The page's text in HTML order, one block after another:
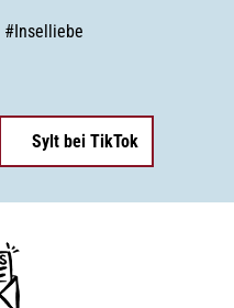
#Inselliebe
Sylt bei TikTok